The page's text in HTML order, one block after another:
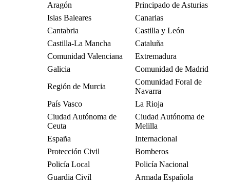
Aragón
Principado de Asturias
Islas Baleares
Canarias
Cantabria
Castilla y León
Castilla-La Mancha
Cataluña
Comunidad Valenciana
Extremadura
Galicia
Comunidad de Madrid
Región de Murcia
Comunidad Foral de
Navarra
País Vasco
La Rioja
Ciudad Autónoma de
Ceuta
Ciudad Autónoma de
Melilla
España
Internacional
Protección Civil
Bomberos
Policía Local
Policía Nacional
Guardia Civil
Armada Española